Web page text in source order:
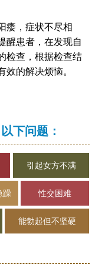
，症状不尽相
醒患者，在发现自
检查，根据检查结
效的解决烦恼。
下问题：
引起女方不满
躁 性交困难
能勃起但不坚硬